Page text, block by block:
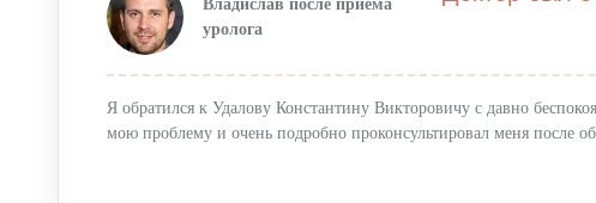
Лазерная хирургия
Лазерное лечение храпа
Лечение гипергидроза
Владислав после приема
уролога
Я обратился к Удалову Константину Викторовичу с давно
мою проблему и очень подробно проконсультировал меня после